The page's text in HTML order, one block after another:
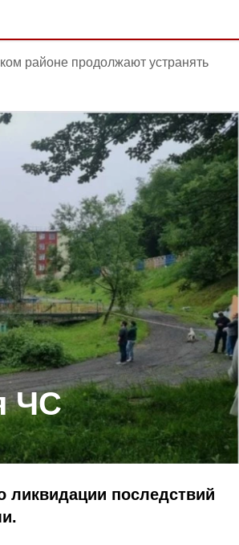
районе продолжают устранять
ЧС
ликвидации последствий